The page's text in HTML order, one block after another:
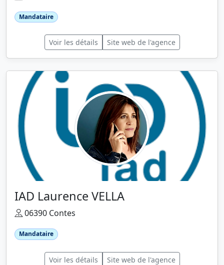
Mandataire
Voir les détails Site web de l'agence
IAD Laurence VELLA
06390 Contes
Mandataire
Voir les détails Site web de l'agence